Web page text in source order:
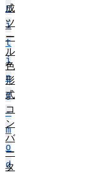
r
i
t
i
n
g
-
m
o
d
成
ツ
ー
ル
色
形
式
コ
ン
バ
ー
タ